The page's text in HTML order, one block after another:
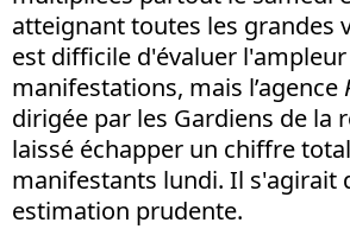
atteignant toutes les grandes
est difficile d'évaluer l'ampleur
manifestations, mais l’agence
dirigée par les Gardiens de la
laissé échapper un chiffre
manifestants lundi. Il s'agirait
estimation prudente.